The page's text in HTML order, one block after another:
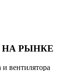
РЫНКЕ
и вентилятора